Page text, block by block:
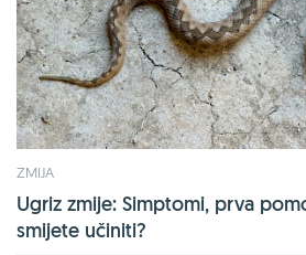
ZMIJA
Ugriz zmije: Simptomi, prva
smijete učiniti?